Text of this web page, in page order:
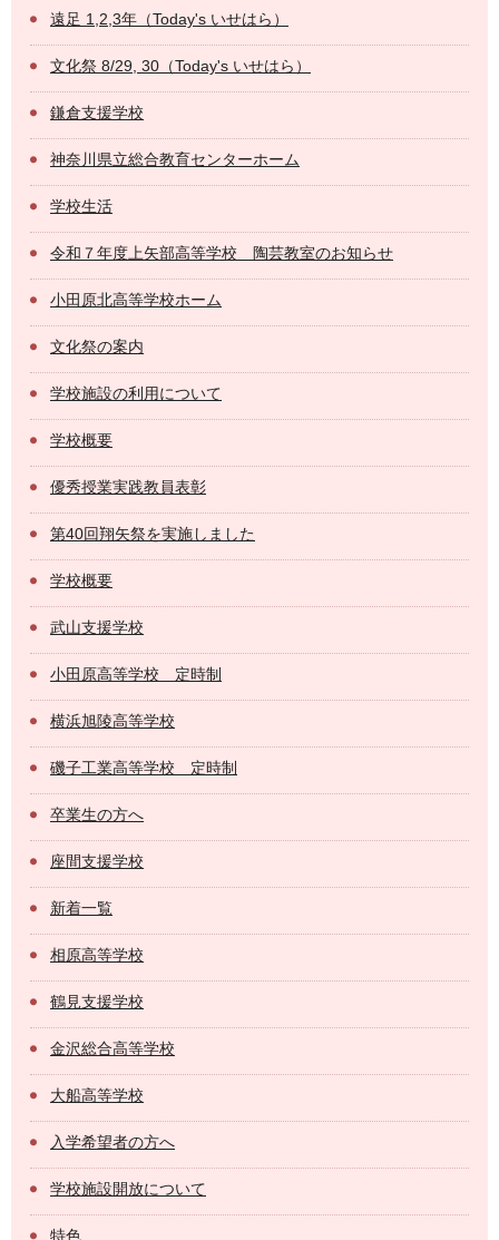
遠足 1,2,3年（Today's いせはら）
文化祭 8/29, 30（Today's いせはら）
鎌倉支援学校
神奈川県立総合教育センターホーム
学校生活
令和７年度上矢部高等学校 陶芸教室のお知らせ
小田原北高等学校ホーム
文化祭の案内
学校施設の利用について
学校概要
優秀授業実践教員表彰
第40回翔矢祭を実施しました
学校概要
武山支援学校
小田原高等学校 定時制
横浜旭陵高等学校
磯子工業高等学校 定時制
卒業生の方へ
座間支援学校
新着一覧
相原高等学校
鶴見支援学校
金沢総合高等学校
大船高等学校
入学希望者の方へ
学校施設開放について
特色